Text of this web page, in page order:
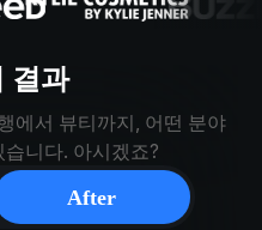
결과
에서 뷰티까지, 어떤 분야
니다. 아시겠죠?
After